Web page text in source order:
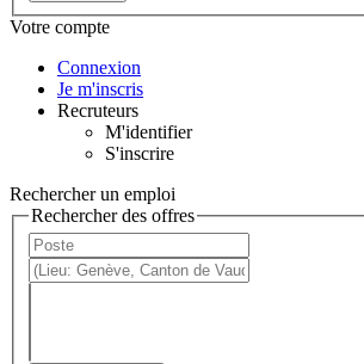
Votre compte
Connexion
Je m'inscris
Recruteurs
M'identifier
S'inscrire
Rechercher un emploi
Rechercher des offres